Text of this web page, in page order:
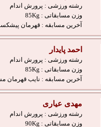
رشته ورزشی : پرورش اندام
وزن مسابقاتی : 85Kg
آخرین مسابقه :قهرمان پیشکسوتان
احمد پایدار
رشته ورزشی : پرورش اندام
وزن مسابقاتی : 85Kg
آخرین مسابقه : نایب قهرمان
مهدی عیاری
رشته ورزشی : پرورش اندام
وزن مسابقاتی : 90Kg